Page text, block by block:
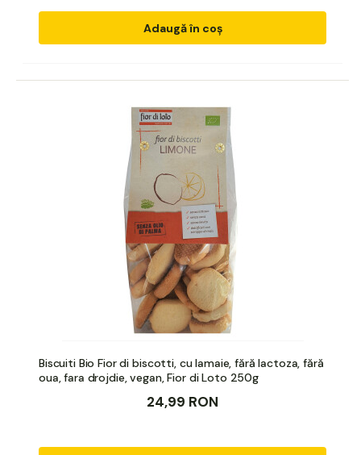
Adaugă în coș
Biscuiti Bio Fior di biscotti, cu lamaie, fără lactoza, fără
oua, fara drojdie, vegan, Fior di Loto 250g
24,99 RON